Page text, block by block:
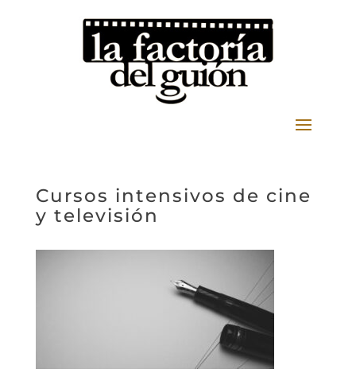
Cursos intensivos de cine
y televisión